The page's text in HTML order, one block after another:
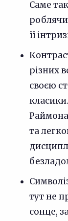
Саме
її
різних
своєю
Раймона
та
тут не
сонце,